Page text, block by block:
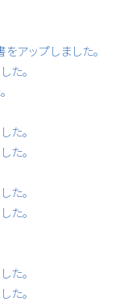
アップしました。
た。
た。
た。
た。
た。
た。
た。